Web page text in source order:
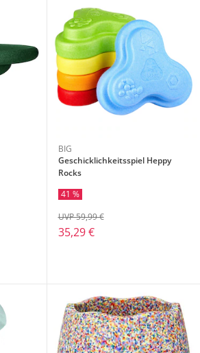
BIG
Geschicklichkeitsspiel Heppy
Rocks
41 %
35,29 €
UVP 59,99 €